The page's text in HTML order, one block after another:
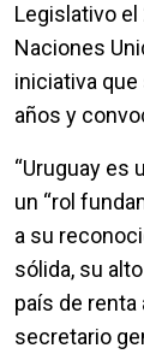
Legislativo el
Naciones
iniciativa
años y
“Uruguay es
un “rol
a su
sólida, su
país de renta
secretario